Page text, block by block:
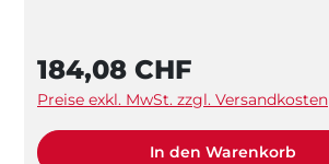
184,08 CHF
Preise exkl. MwSt. zzgl. Versandkosten
In den Warenkorb